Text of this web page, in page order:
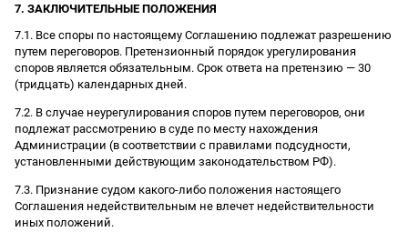
7. ЗАКЛЮЧИТЕЛЬНЫЕ ПОЛОЖЕНИЯ
7.1. Все споры по настоящему Соглашению подлежат разрешению
путем переговоров. Претензионный порядок урегулирования
споров является обязательным. Срок ответа на претензию — 30
(тридцать) календарных дней.
7.2. В случае неурегулирования споров путем переговоров, они
подлежат рассмотрению в суде по месту нахождения
Администрации (в соответствии с правилами подсудности,
установленными действующим законодательством РФ).
7.3. Признание судом какого-либо положения настоящего
Соглашения недействительным не влечет недействительности
иных положений.